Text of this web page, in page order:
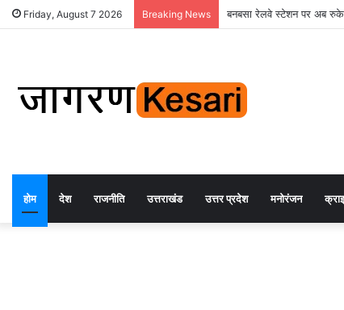
Friday, August 7 2026 Breaking News बनबसा रेलवे स्टेशन पर अब
होम देश राजनीति उत्तराखंड उत्तर प्रदेश मनोरंजन